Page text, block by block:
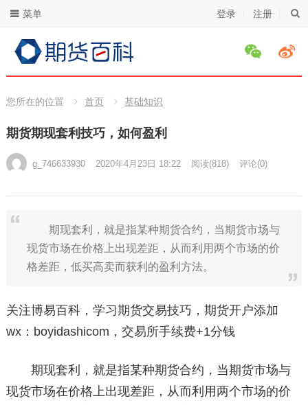
登录 注册
菜单
您所在的位置 首页 基础知识
期货期现套利技巧，如何盈利
g_746633930 2020年4月23日 18:22 阅读(818) 评论(0)
期现套利，就是指某种期货合约，当期货市场与
现货市场在价格上出现差距，从而利用两个市场的价
格差距，低买高卖而获利的盈利方法。
关注博易百科，学习期货交易技巧，期货开户添加
wx：boyidashicom，交易所手续费+1分钱
期现套利，就是指某种期货合约，当期货市场与
现货市场在价格上出现差距，从而利用两个市场的价